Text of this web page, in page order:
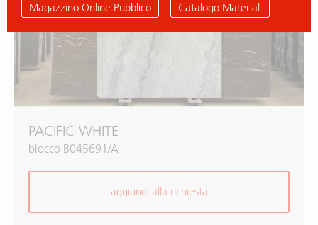
PACIFIC WHITE
blocco B045691/A
aggiungi alla richiesta
Magazzino Online Pubblico Catalogo Materiali